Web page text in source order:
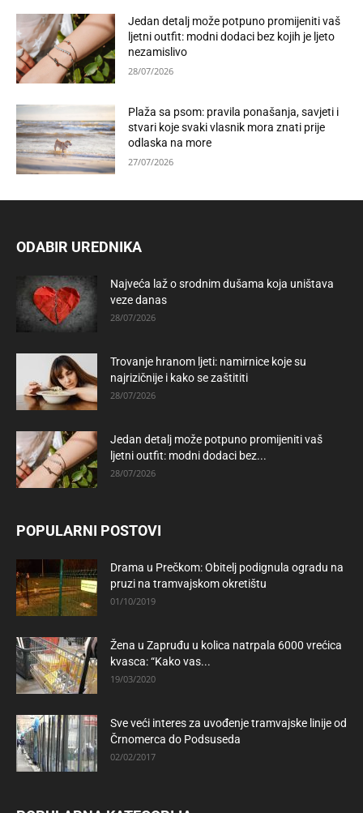
Jedan detalj može potpuno promijeniti vaš
ljetni outfit: modni dodaci bez kojih je ljeto
nezamislivo
28/07/2026
Plaža sa psom: pravila ponašanja, savjeti i
stvari koje svaki vlasnik mora znati prije
odlaska na more
27/07/2026
ODABIR UREDNIKA
Najveća laž o srodnim dušama koja uništava
veze danas
28/07/2026
Trovanje hranom ljeti: namirnice koje su
najrizičnije i kako se zaštititi
28/07/2026
Jedan detalj može potpuno promijeniti vaš
ljetni outfit: modni dodaci bez...
28/07/2026
POPULARNI POSTOVI
Drama u Prečkom: Obitelj podignula ogradu na
pruzi na tramvajskom okretištu
01/10/2019
Žena u Zapruđu u kolica natrpala 6000 vrećica
kvasca: “Kako vas...
19/03/2020
Sve veći interes za uvođenje tramvajske linije od
Črnomerca do Podsuseda
02/02/2017